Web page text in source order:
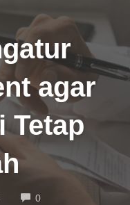
agar
Tetap
0COMMENTS